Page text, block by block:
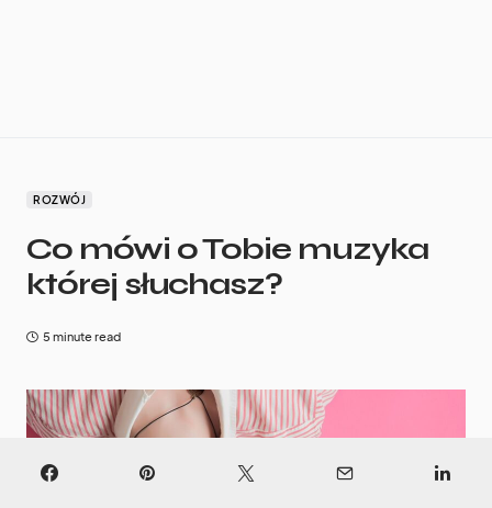
ROZWÓJ
Co mówi o Tobie muzyka
której słuchasz?
5 minute read